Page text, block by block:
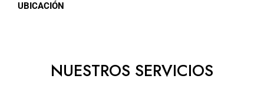
UBICACIÓN
NUESTROS SERVICIOS